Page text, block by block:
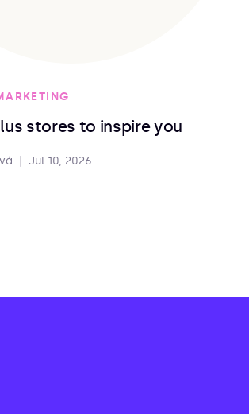
stores to inspire you
Jul 10, 2026